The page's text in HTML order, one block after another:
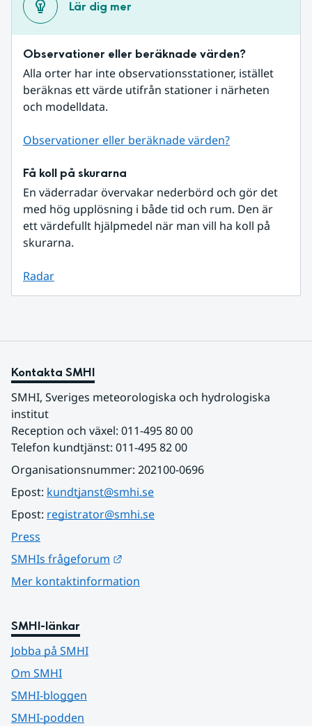
Lär dig mer
Observationer eller beräknade värden?
Alla orter har inte observationsstationer, istället
beräknas ett värde utifrån stationer i närheten
och modelldata.
Observationer eller beräknade värden?
Få koll på skurarna
En väderradar övervakar nederbörd och gör det
med hög upplösning i både tid och rum. Den är
ett värdefullt hjälpmedel när man vill ha koll på
skurarna.
Radar
Kontakta SMHI
SMHI, Sveriges meteorologiska och hydrologiska
institut
Reception och växel: 011-495 80 00
Telefon kundtjänst: 011-495 82 00
Organisationsnummer: 202100-0696
Epost: kundtjanst@smhi.se
Epost: registrator@smhi.se
Press
SMHIs frågeforum
Mer kontaktinformation
SMHI-länkar
Jobba på SMHI
Om SMHI
SMHI-bloggen
SMHI-podden